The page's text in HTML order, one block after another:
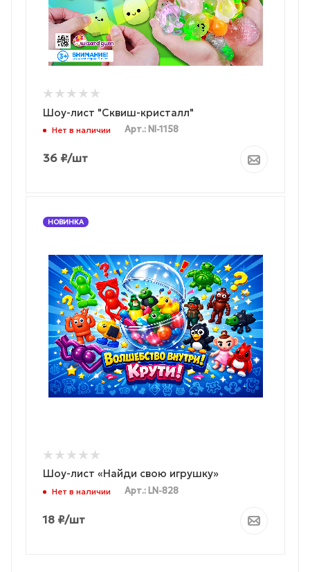
Шоу-лист "Сквиш-кристалл"
Нет в наличии Арт.: NI-1158
36 ₽/шт
НОВИНКА
Шоу-лист «Найди свою игрушку»
Нет в наличии Арт.: LN-828
18 ₽/шт